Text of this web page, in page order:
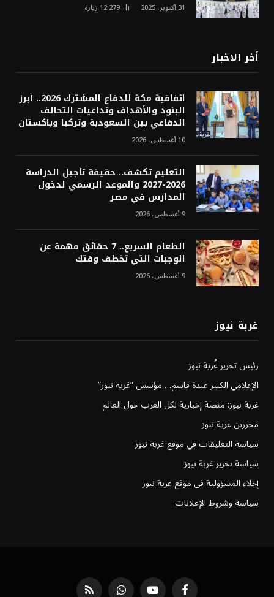
31 أكتوبر، 2025 12٬279 زيارة
أخر الاخبار
اتفاقية مكة للدفاع المشترك 2026.. أبرز
البنود والأهداف وتداعيات التحالف
الدفاعي بين السعودية وتركيا وباكستان
10 أغسطس، 2026
التعليم تكشف.. حقيقة تأجيل الدراسة
2026-2027 والموعد الرسمي لدخول
المدارس في مصر
9 أغسطس، 2026
الطعام السريع.. 7 حقائق مهمة عن
الوجبات التي تخطف وقتك
9 أغسطس، 2026
غربة نيوز
رئيس تحرير غُربة نيوز
الإعلامي الكبير عبدة قاسم… مؤسس “غربة نيوز”
غربة نيوز: منصة إخبارية لكل العرب حول العالم
محررين غربة نيوز
سياسة التعليقات في موقع غربة نيوز
سياسة تحرير غربة نيوز
إخلاء المسؤولية في موقع غربة نيوز
سياسة وشروط الإعلانات